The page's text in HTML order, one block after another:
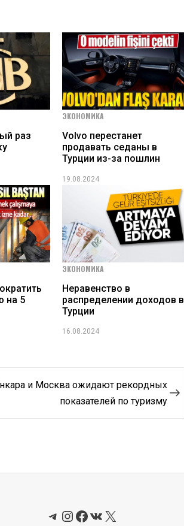
раз
ЭКОНОМИКА
Volvo перестанет
продавать седаны в
Турции из-за пошлин
19.08.2024
на 5
ЭКОНОМИКА
Неравенство в
распределении доходов в
Турции
16.08.2024
и Москва ожидают рекордных
показателей по туризму
Telegram
Instagram
Facebook
ВКонтакте
X